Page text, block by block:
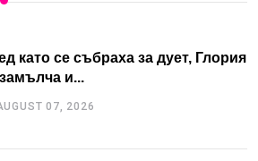
като се събраха за дует, Глория
и...
07, 2026